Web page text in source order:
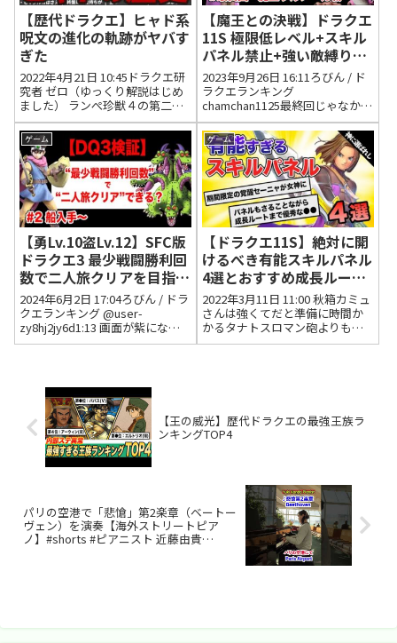
【歴代ドラクエ】ヒャド系
呪文の進化の軌跡がヤバす
ぎた
2022年4月21日 10:45ドラクエ研
究者 ゼロ（ゆっくり解説はじめ
ました） ランぺ珍獣４の第二章
のヒャダルコにはか〜な〜りお
世話になりました2022年12月26
日 14:14 いいね0件 返信0件 Aパ
ラキンコ9の魔王相手にマヒャデ
ド...
【魔王との決戦】ドラクエ
11S 極限低レベル+スキル
パネル禁止+強い敵縛りで
クリアする その49
2023年9月26日 16:11ろびん / ド
ラクエランキング
chamchan1125最終回じゃなかっ
たんや😢2023年9月26日 16:21 い
いね6件 返信0件 腹黒眼鏡これ青
の衝撃こちらにバフがかかって
るときしか使ってこないみたい
だ...
ゲーム
【勇Lv.10盗Lv.12】SFC版
ドラクエ3 最少戦闘勝利回
数で二人旅クリアを目指
す その2
2024年6月2日 17:04ろびん / ドラ
クエランキング @user-
zy8hj2jy6d1:13 画面が紫になる
26:06 レベル1のセーブしか残っ
しふるうでわ装...
ゲーム
【ドラクエ11S】絶対に開
けるべき有能スキルパネル
4選とおすすめ成長ルート
解説
2022年3月11日 11:00 秋箱カミュ
さんは強くてだと準備に時間か
かるタナトスロマン砲よりも一
閃の方が使いやすかったなとん
【王の威光】歴代ドラクエの最強王族ラ
ンキングTOP4
パリの空港で「悲愴」第2楽章（ベートー
ヴェン）を演奏【海外ストリートピア
ノ】#shorts #ピアニスト 近藤由貴